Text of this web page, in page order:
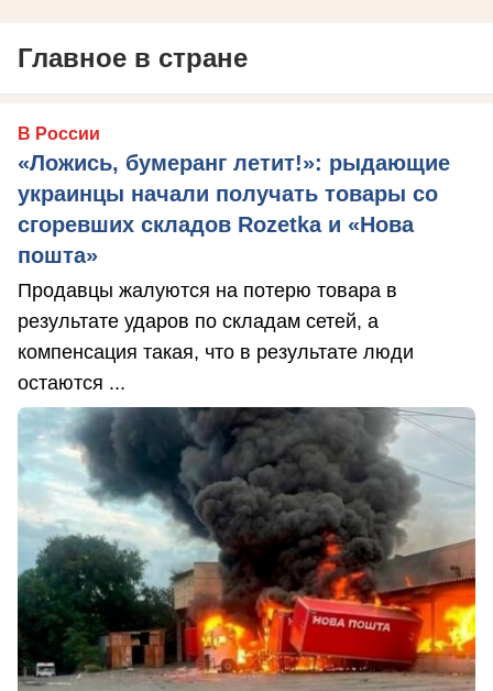
Главное в стране
В России
«Ложись, бумеранг летит!»: рыдающие
украинцы начали получать товары со
сгоревших складов Rozetka и «Нова
пошта»
Продавцы жалуются на потерю товара в
результате ударов по складам сетей, а
компенсация такая, что в результате люди
остаются ...